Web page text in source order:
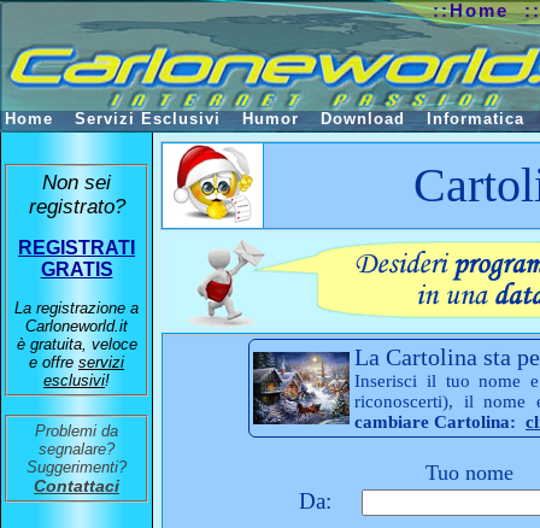
La Cartolina sta
Inserisci il tuo nome
riconoscerti), il
cambiare Cartolina:
Tuo nome
Da:
Non sei
registrato?
REGISTRATI
GRATIS
La registrazione a
Carloneworld.it
è gratuita, veloce
e offre servizi
esclusivi!
Problemi da
segnalare?
Suggerimenti?
Contattaci
::Home
Home Servizi Esclusivi Humor Download Informatica